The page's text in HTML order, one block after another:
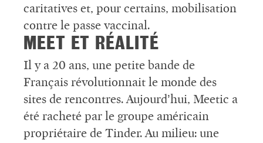
caritatives et, pour certains, mobilisation
contre le passe vaccinal.
MEET ET RÉALITÉ
Il y a 20 ans, une petite bande de
Français révolutionnait le monde des
sites de rencontres. Aujourd’hui, Meetic a
été racheté par le groupe américain
propriétaire de Tinder. Au milieu: une